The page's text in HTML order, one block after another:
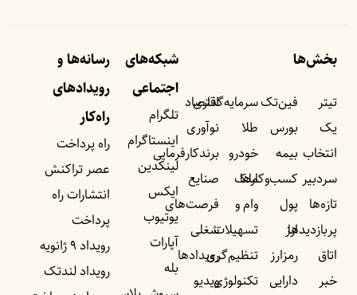
بخش‌ها
تیتر
یک
انتخاب
سردبیر
تازه‌ها
پربازدید‌ها
اتاق
خبر
فین‌تک
بورس
بیمه
کسب‌وکار‌ها
پول
ارز
رمزارز
دارایی
سرمایه‌گذاری
طلا
خودرو
ملک
وام و
تسهیلات
تنظیم‌گری
تکنولوژی
اقتصاد
نوآوری
برندکارفرمایی
صنایع
فرصت‌های
شغلی
رویداد‌ها
ویدیو
شبکه‌های
اجتماعی
تلگرام
اینستاگرام
لینکدین
ایکس
یوتیوب
آپارات
بله
رسانه‌ها و
رویداد‌های
راه‌کار
راه پرداخت
عصر تراکنش
انتشارات راه
پرداخت
رویداد ۹ ژانویه
رویداد لندتک